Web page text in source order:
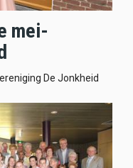
mei-
De Jonkheid